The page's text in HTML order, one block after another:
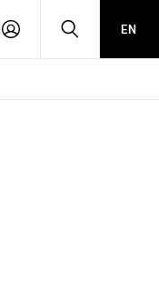
PŘIHLÁSIT HLEDATEN